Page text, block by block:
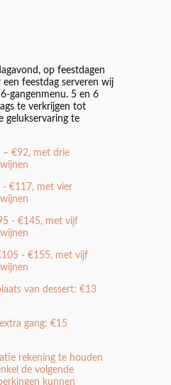
op feestdagen
feestdag serveren wij
gangenmenu. 5 en 6
te verkrijgen tot
gelukservaring te
– €92, met drie
- €117, met vier
- €145, met vijf
- €155, met vijf
van dessert: €13
gang: €15
rekening te houden
de volgende
kunnen